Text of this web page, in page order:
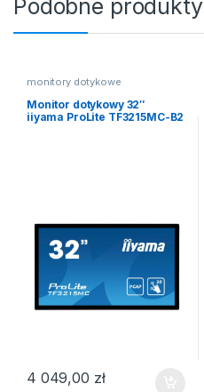
Podobne produkty
monitory dotykowe
Monitor dotykowy 32″
iiyama ProLite TF3215MC-B2
4 049,00 zł